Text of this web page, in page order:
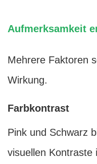
Aufmerksamkeit
Mehrere Faktoren
Wirkung.
Farbkontrast
Pink und Schwarz
visuellen Kontraste